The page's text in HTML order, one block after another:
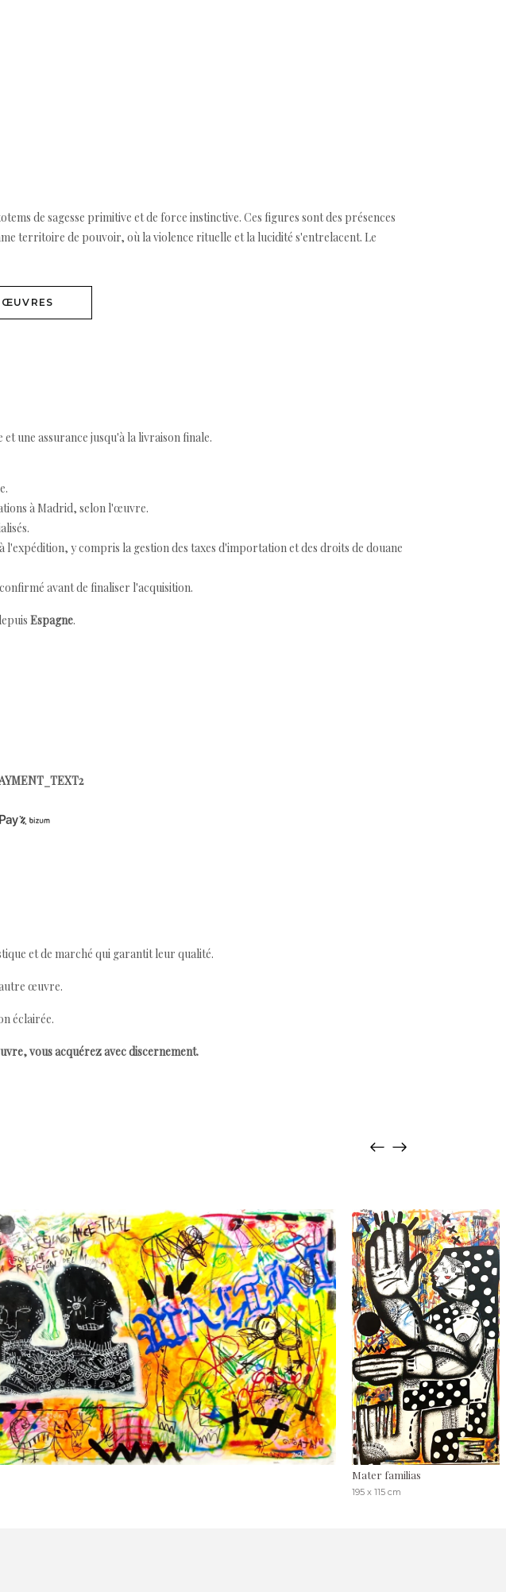
de sagesse primitive et de force instinctive. Ces figures sont des présences
territoire de pouvoir, où la violence rituelle et la lucidité s'entrelacent. Le
ŒUVRES
une assurance jusqu'à la livraison finale.
à Madrid, selon l'œuvre.
y compris la gestion des taxes d'importation et des droits de douane
avant de finaliser l'acquisition.
Espagne.
et de marché qui garantit leur qualité.
œuvre.
éclairée.
vous acquérez avec discernement.
Mater familias
195 x 115 cm